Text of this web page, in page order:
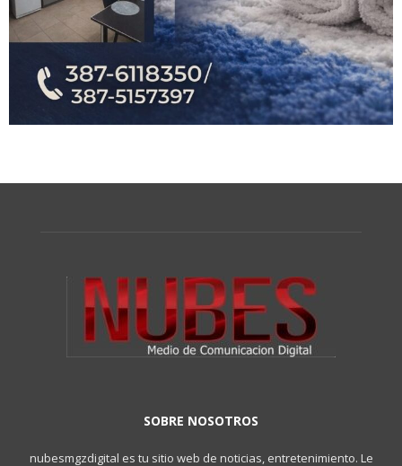
SOBRE NOSOTROS
nubesmgzdigital es tu sitio web de noticias, entretenimiento. Le